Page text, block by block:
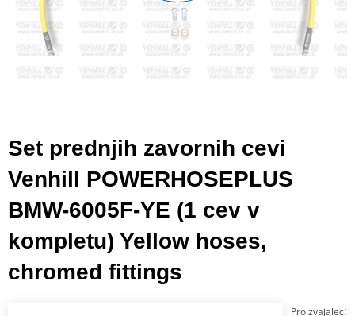
Set prednjih zavornih cevi
Venhill POWERHOSEPLUS
BMW-6005F-YE (1 cev v
kompletu) Yellow hoses,
chromed fittings
Proizvajalec: